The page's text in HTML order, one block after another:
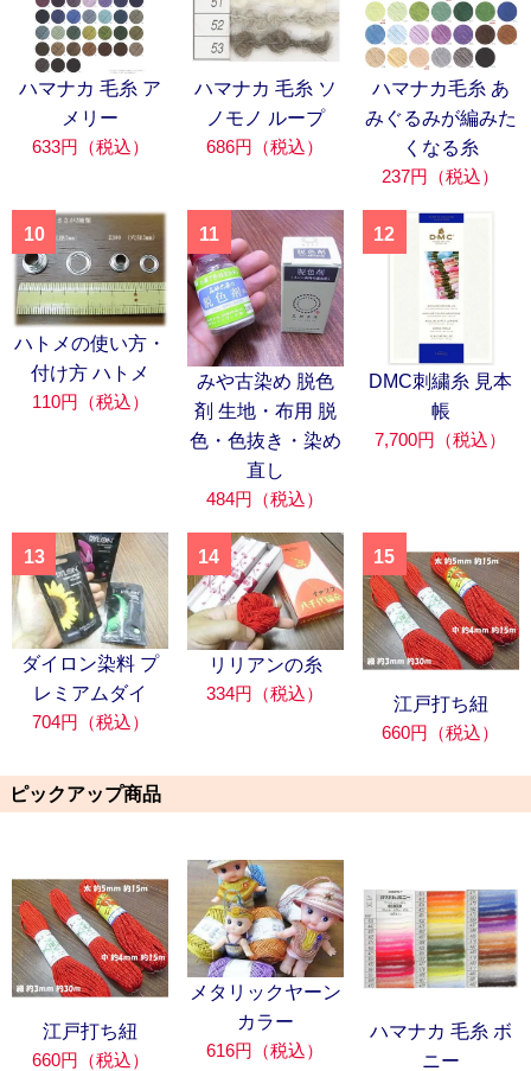
ハマナカ 毛糸 ア
メリー
633円（税込）
ハマナカ 毛糸 ソ
ノモノ ループ
686円（税込）
ハマナカ毛糸 あ
みぐるみが編みた
くなる糸
237円（税込）
10
ハトメの使い方・
付け方 ハトメ
110円（税込）
11
みや古染め 脱色
剤 生地・布用 脱
色・色抜き・染め
直し
484円（税込）
12
DMC刺繍糸 見本
帳
7,700円（税込）
13
ダイロン染料 プ
レミアムダイ
704円（税込）
14
リリアンの糸
334円（税込）
15
江戸打ち紐
660円（税込）
ピックアップ商品
江戸打ち紐
660円（税込）
メタリックヤーン
カラー
616円（税込）
ハマナカ 毛糸 ボ
ニー